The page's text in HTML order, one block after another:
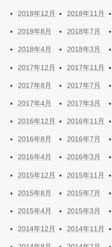
2018年12月 2018年11月
2018年8月 2018年7月
2018年4月 2018年3月
2017年12月 2017年11月
2017年8月 2017年7月
2017年4月 2017年3月
2016年12月 2016年11月
2016年8月 2016年7月
2016年4月 2016年3月
2015年12月 2015年11月
2015年8月 2015年7月
2015年4月 2015年3月
2014年12月 2014年11月